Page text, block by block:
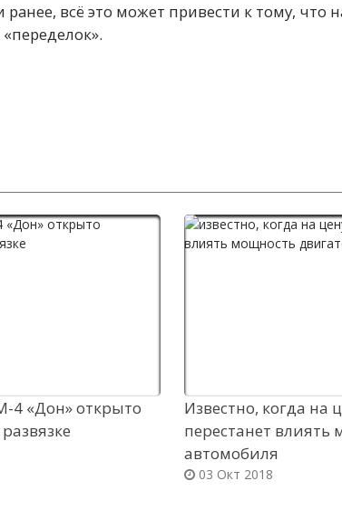
всё это может привести к тому, что
4 «Дон» открыто
Известно, когда на
перестанет влиять
автомобиля
03 Окт 2018